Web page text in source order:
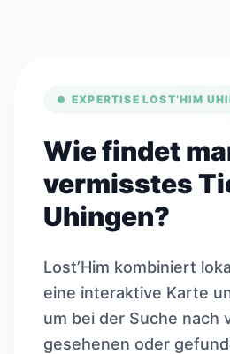
EXPERTISE LOST’HIM
Wie findet
vermisstes
Uhingen?
Lost’Him kombiniert
eine interaktive Karte
um bei der Suche nach
gesehenen oder